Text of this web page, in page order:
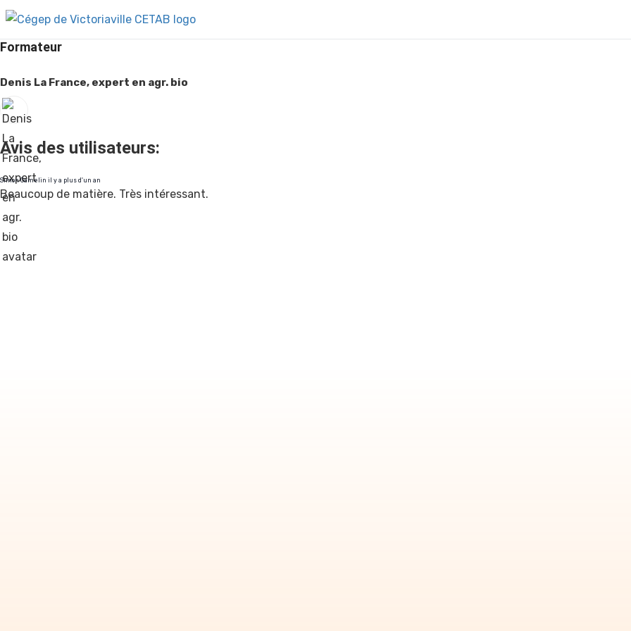
Formateur
Denis La France, expert en agr. bio
Avis des utilisateurs:
Simon Gamelin il y a plus d'un an
Beaucoup de matière. Très intéressant.